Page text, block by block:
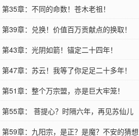
第35章：不同的命数！苍木老祖！
第39章：兑换！价值百万贡献点的换取！
第43章：光阴如箭！锚定二十四年！
第47章：苏云！我等了你足足二十多年！
第51章：整个万宗盟，亦是巨大牢笼！
第55章： 菩提心？时隔六年，再见苏仙儿
第59章：九阳宗，是正？是魔？不安的猜想